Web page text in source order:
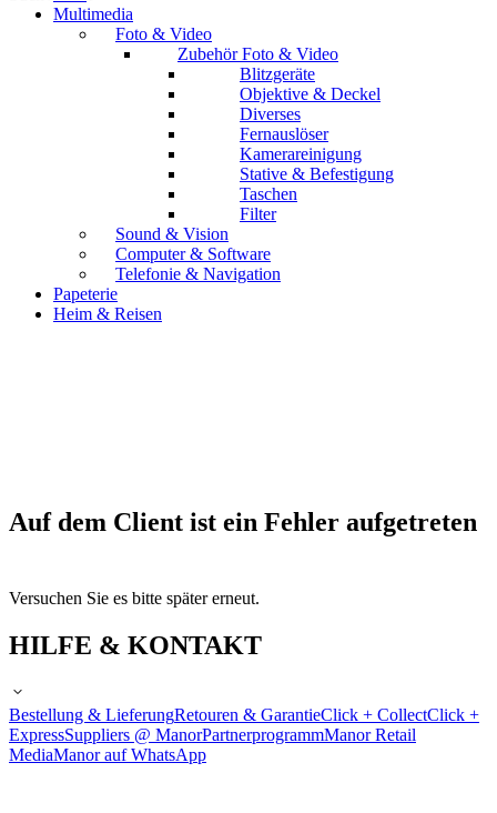
Multimedia
Foto & Video
Zubehör Foto & Video
Blitzgeräte
Objektive & Deckel
Diverses
Fernauslöser
Kamerareinigung
Stative & Befestigung
Taschen
Filter
Sound & Vision
Computer & Software
Telefonie & Navigation
Papeterie
Heim & Reisen
Auf dem Client ist ein Fehler aufgetreten
Versuchen Sie es bitte später erneut.
HILFE & KONTAKT
Bestellung & LieferungRetouren & GarantieClick + CollectClick +
ExpressSuppliers @ ManorPartnerprogrammManor Retail
MediaManor auf WhatsApp